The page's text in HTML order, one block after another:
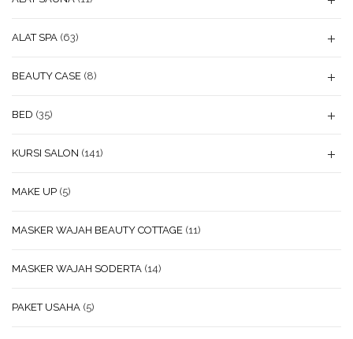
ALAT SPA (63)
BEAUTY CASE (8)
BED (35)
KURSI SALON (141)
MAKE UP (5)
MASKER WAJAH BEAUTY COTTAGE (11)
MASKER WAJAH SODERTA (14)
PAKET USAHA (5)